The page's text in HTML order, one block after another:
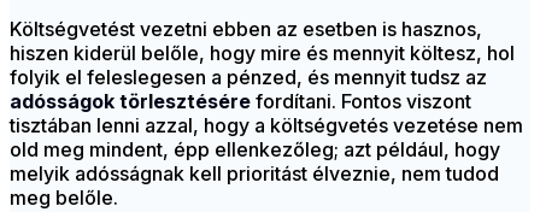
Költségvetést vezetni ebben az esetben is hasznos,
hiszen kiderül belőle, hogy mire és mennyit költesz, hol
folyik el feleslegesen a pénzed, és mennyit tudsz az
adósságok törlesztésére fordítani. Fontos viszont
tisztában lenni azzal, hogy a költségvetés vezetése nem
old meg mindent, épp ellenkezőleg; azt például, hogy
melyik adósságnak kell prioritást élveznie, nem tudod
meg belőle.